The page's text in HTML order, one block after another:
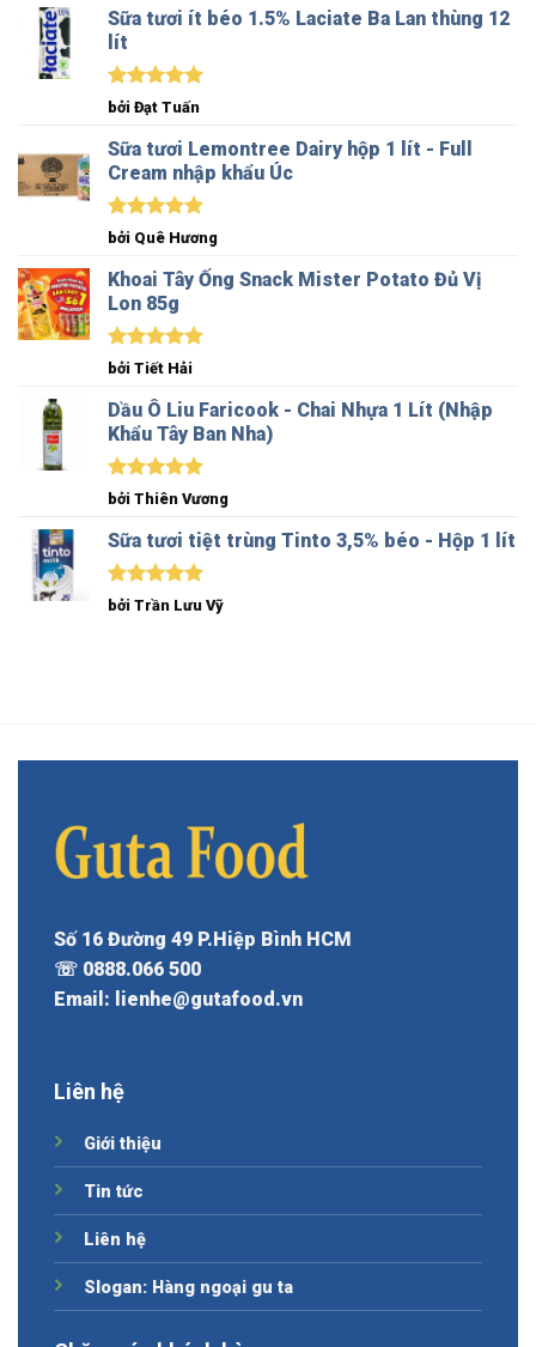
sao
Sữa tươi ít béo 1.5% Laciate Ba Lan thùng 12
lít
Được xếp
hạng
sao
bởi Đạt Tuấn
Sữa tươi Lemontree Dairy hộp 1 lít - Full
Cream nhập khẩu Úc
Được xếp
sao
bởi Quê Hương
Khoai Tây Ống Snack Mister Potato Đủ Vị
Lon 85g
Được xếp
sao
bởi Tiết Hải
Dầu Ô Liu Faricook - Chai Nhựa 1 Lít (Nhập
Khẩu Tây Ban Nha)
Được xếp
sao
bởi Thiên Vương
Sữa tươi tiệt trùng Tinto 3,5% béo - Hộp 1 lít
Được xếp
bởi Trần Lưu Vỹ
Số 16 Đường 49 P.Hiệp Bình HCM
☏ 0888.066 500
Email: lienhe@gutafood.vn
Liên hệ
Giới thiệu
Tin tức
Liên hệ
Slogan: Hàng ngoại gu ta